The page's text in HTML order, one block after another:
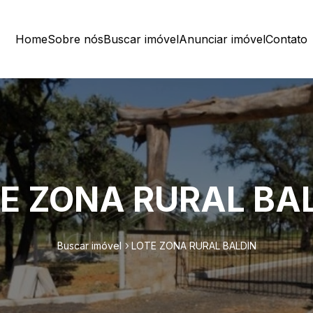
HomeSobre nósBuscar imóvelAnunciar imóvelContato
ZONA RURAL
Buscar imóvel LOTE ZONA RURAL BALDIN